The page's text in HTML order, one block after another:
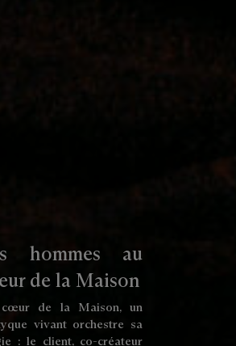
hommes au
de la Maison
de la Maison, un
vivant orchestre sa
: le client, co-créateur